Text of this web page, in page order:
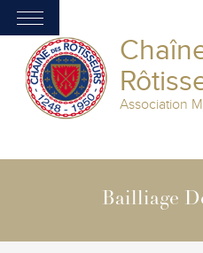
Association
Bailliage